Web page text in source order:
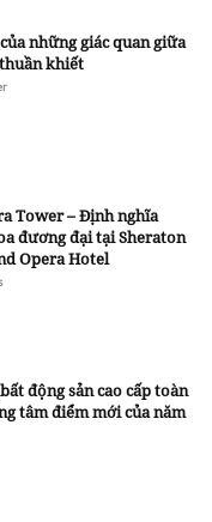
những giác quan giữa
khiết
Tower – Định nghĩa
đương đại tại Sheraton
Opera Hotel
động sản cao cấp toàn
tâm điểm mới của năm